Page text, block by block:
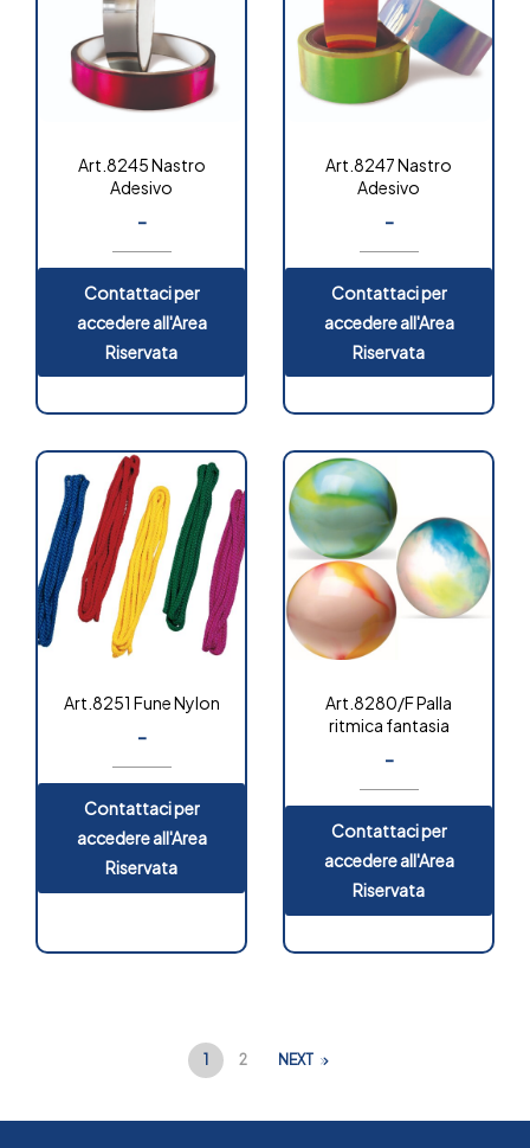
Art.8245 Nastro
Adesivo
-
Contattaci per
accedere all'Area
Riservata
Art.8247 Nastro
Adesivo
-
Contattaci per
accedere all'Area
Riservata
Art.8251 Fune Nylon
-
Contattaci per
accedere all'Area
Riservata
Art.8280/F Palla
ritmica fantasia
-
Contattaci per
accedere all'Area
Riservata
1 2 NEXT